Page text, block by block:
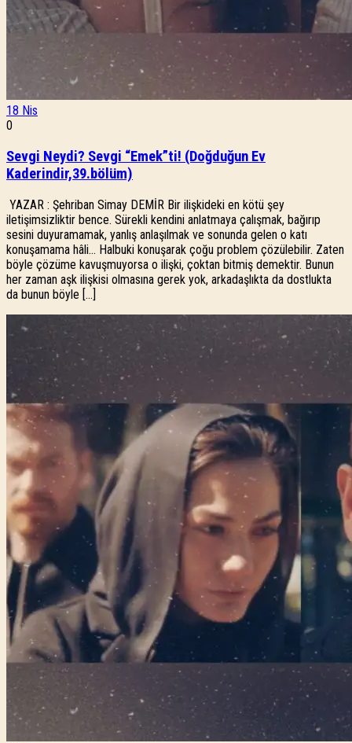
18 Nis
0
Sevgi Neydi? Sevgi “Emek”ti! (Doğduğun Ev
Kaderindir,39.bölüm)
YAZAR : Şehriban Simay DEMİR Bir ilişkideki en kötü şey
iletişimsizliktir bence. Sürekli kendini anlatmaya çalışmak, bağırıp
sesini duyuramamak, yanlış anlaşılmak ve sonunda gelen o katı
konuşamama hâli… Halbuki konuşarak çoğu problem çözülebilir. Zaten
böyle çözüme kavuşmuyorsa o ilişki, çoktan bitmiş demektir. Bunun
her zaman aşk ilişkisi olmasına gerek yok, arkadaşlıkta da dostlukta
da bunun böyle […]